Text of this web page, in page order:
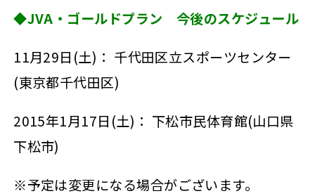
◆JVA・ゴールドプラン 今後のスケジュール
11月29日(土)： 千代田区立スポーツセンター
(東京都千代田区)
2015年1月17日(土)： 下松市民体育館(山口県
下松市)
※予定は変更になる場合がございます。